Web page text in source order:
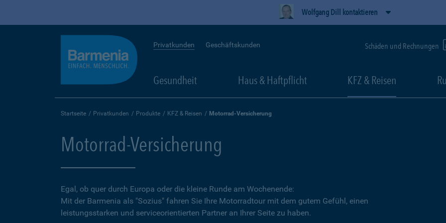
Wolfgang Dill kontaktieren
Privatkunden Geschäftskunden Schäden und Rechnungen
Gesundheit Haus & Haftpflicht KFZ & Reisen
Startseite Privatkunden Produkte KFZ & Reisen Motorrad-Versicherung
Motorrad-Versicherung
Egal, ob quer durch Europa oder die kleine Runde am Wochenende:
Mit der Barmenia als "Sozius" fahren Sie Ihre Motorradtour mit dem gutem Gefühl, einen
leistungsstarken und serviceorientierten Partner an Ihrer Seite zu haben.